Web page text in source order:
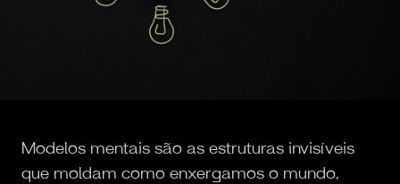
Modelos mentais são as estruturas invisíveis
que moldam como enxergamos o mundo,